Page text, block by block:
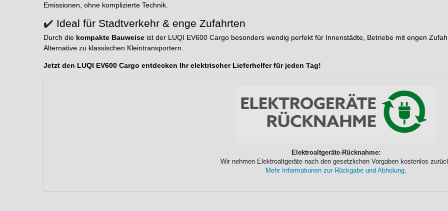
Emissionen, ohne komplizierte Technik.
✔️ Ideal für Stadtverkehr & enge Zufahrten
Durch die kompakte Bauweise ist der LUQI EV600 Cargo besonders wendig perfekt für Innenstädte, Betriebe mit engen
Alternative zu klassischen Kleintransportern.
Jetzt den LUQI EV600 Cargo entdecken Ihr elektrischer Lieferhelfer für jeden Tag!
Elektroaltgeräte-Rücknahme:
Wir nehmen Elektroaltgeräte nach den gesetzlichen Vorgaben kostenlos
Mehr Informationen zur Rückgabe und Abholung.